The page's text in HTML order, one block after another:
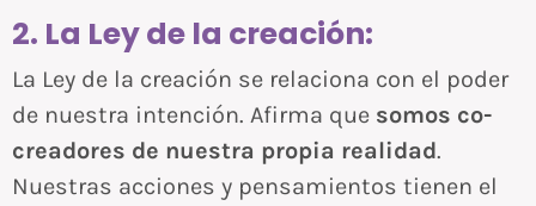
2. La Ley de la creación:
La Ley de la creación se relaciona con el poder
de nuestra intención. Afirma que somos co-
creadores de nuestra propia realidad.
Nuestras acciones y pensamientos tienen el